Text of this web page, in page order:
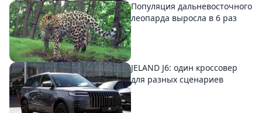
Популяция дальневосточного
леопарда выросла в 6 раз
JELAND J6: один кроссовер
для разных сценариев